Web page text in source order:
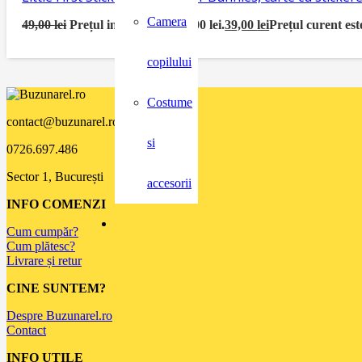
Camera
copilului
Costume
si
accesorii
49,00lei Prețul inițial a fost: 49,00 lei.39,00leiPrețul curent
contact@buzunarel.ro
0726.697.486
Sector 1, București
INFO COMENZI
Cum cumpăr?
Cum plătesc?
Livrare și retur
CINE SUNTEM?
Despre Buzunarel.ro
Contact
INFO UTILE